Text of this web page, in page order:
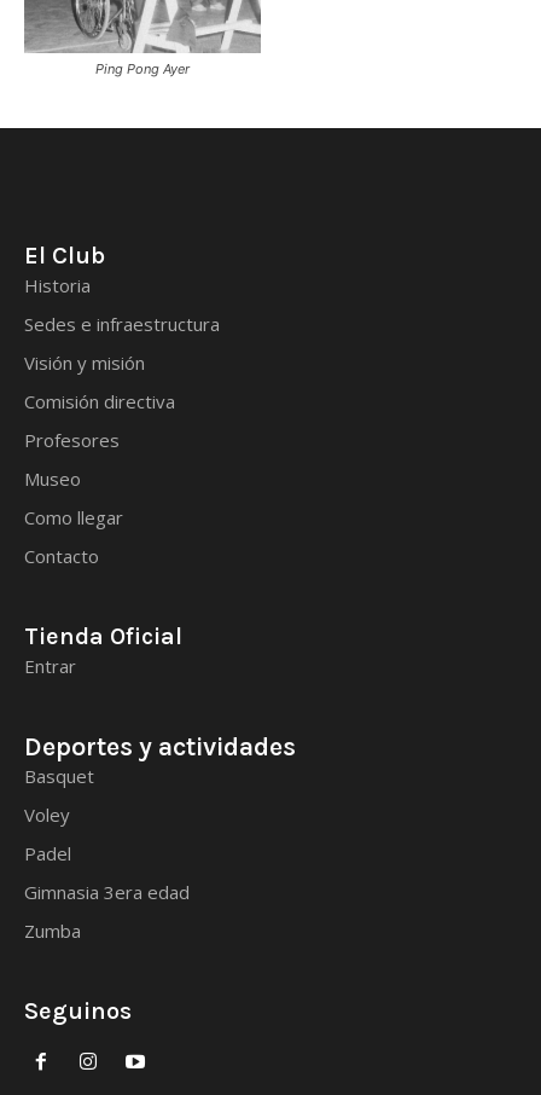
Ping Pong Ayer
El Club
Historia
Sedes e infraestructura
Visión y misión
Comisión directiva
Profesores
Museo
Como llegar
Contacto
Tienda Oficial
Entrar
Deportes y actividades
Basquet
Voley
Padel
Gimnasia 3era edad
Zumba
Seguinos